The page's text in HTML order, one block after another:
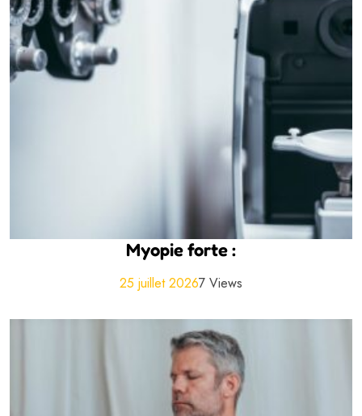
Myopie forte :
25 juillet 20267 Views